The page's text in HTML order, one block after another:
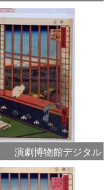
演劇博物館デジタル